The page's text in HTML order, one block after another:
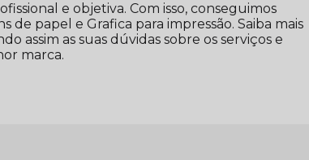
e objetiva. Com isso, conseguimos
papel e Grafica para impressão. Saiba mais
assim as suas dúvidas sobre os serviços e
marca.